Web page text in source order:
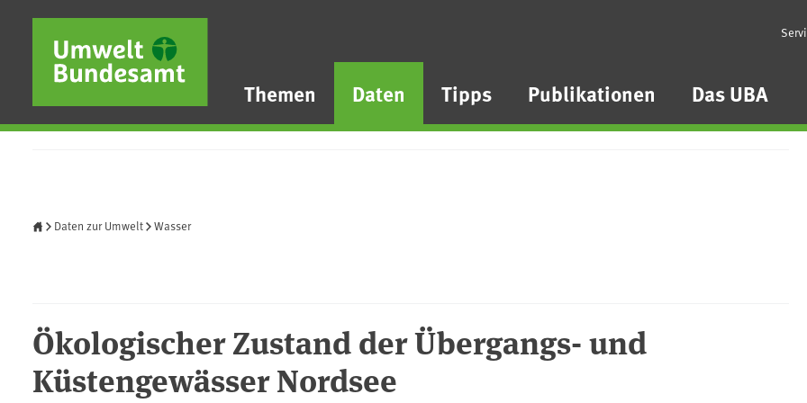
Direkt zum Inhalt
Direkt zum Hauptmenü
Direkt zur Fußzeile
Themen Daten Tipps Publikationen Das UBA
Daten zur Umwelt Wasser
Ökologischer Zustand der Übergangs- und
Küstengewässer Nordsee